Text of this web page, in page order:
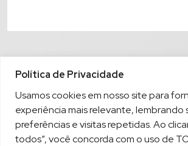
Política de Privacidade
Usamos cookies em nosso site para
experiência mais relevante, lembrando
preferências e visitas repetidas. Ao
todos”, você concorda com o uso de